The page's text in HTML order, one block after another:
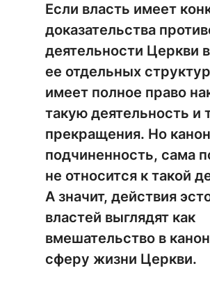
Если власть имеет
доказательства
деятельности Церкви
ее отдельных
имеет полное право
такую деятельность и
прекращения. Но
подчиненность, сама
не относится к такой
А значит, действия
властей выглядят как
вмешательство в
сферу жизни Церкви.